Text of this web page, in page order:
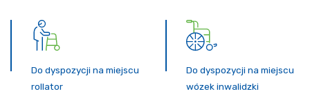
Do dyspozycji na miejscu
rollator
Do dyspozycji na miejscu
wózek inwalidzki